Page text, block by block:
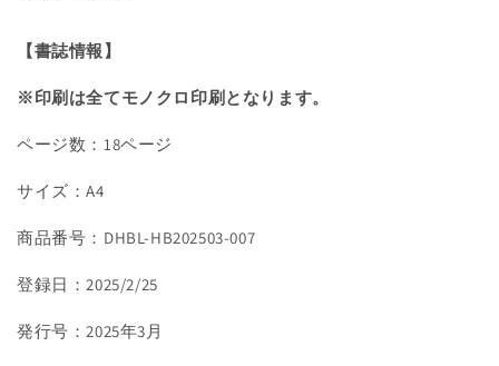
着
実
経
営
数
を
減
ら
す
実
経
営
を
増
や
す
【書誌情報】
※印刷は全てモノクロ印刷となります。
ページ数：18ページ
サイズ：A4
商品番号：DHBL-HB202503-007
登録日：2025/2/25
発行号：2025年3月